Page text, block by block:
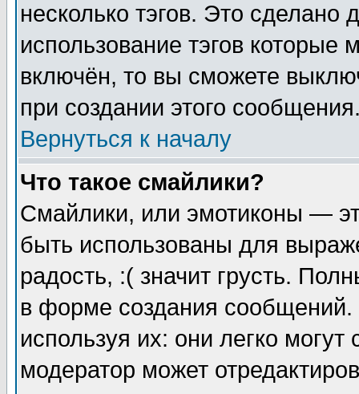
несколько тэгов. Это сделано
использование тэгов
включён, то вы сможете
при создании этого
Вернуться к началу
Что такое смайлики?
Смайлики, или эмотиконы —
быть использованы для
радость, :( значит грусть.
в форме создания сообщений.
используя их: они легко
модератор может